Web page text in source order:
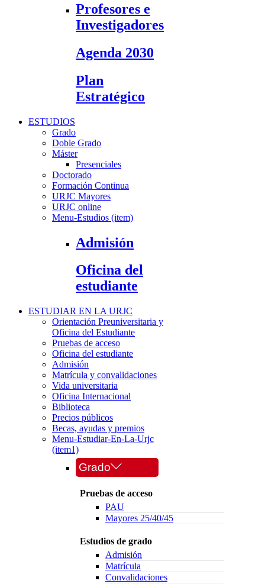
Profesores e
Investigadores
Agenda 2030
Plan
Estratégico
ESTUDIOS
Grado
Doble Grado
Máster
Presenciales
Doctorado
Formación Continua
URJC Mayores
URJC online
Menu-Estudios (item)
Admisión
Oficina del
estudiante
ESTUDIAR EN LA URJC
Orientación Preuniversitaria y
Oficina del Estudiante
Pruebas de acceso
Oficina del estudiante
Admisión
Matrícula y convalidaciones
Vida universitaria
Oficina Internacional
Biblioteca
Precios públicos
Becas, ayudas y premios
Menu-Estudiar-En-La-Urjc
(item1)
Grado
Pruebas de acceso
PAU
Mayores 25/40/45
Estudios de grado
Admisión
Matrícula
Convalidaciones